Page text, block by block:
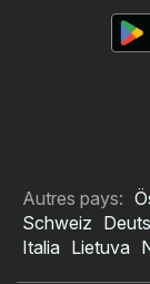
Autres pays:
Schweiz
Italia Lietuva